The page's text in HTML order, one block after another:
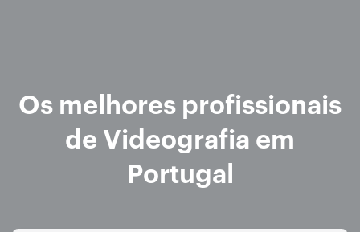
Os melhores profissionais
de Videografia em
Portugal